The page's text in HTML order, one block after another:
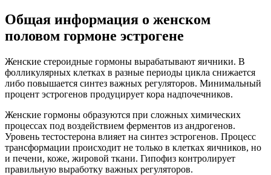
Общая информация о женском
половом гормоне эстрогене
Женские стероидные гормоны вырабатывают яичники. В
фолликулярных клетках в разные периоды цикла снижается
либо повышается синтез важных регуляторов. Минимальный
процент эстрогенов продуцирует кора надпочечников.
Женские гормоны образуются при сложных химических
процессах под воздействием ферментов из андрогенов.
Уровень тестостерона влияет на синтез эстрогенов. Процесс
трансформации происходит не только в клетках яичников, но
и печени, коже, жировой ткани. Гипофиз контролирует
правильную выработку важных регуляторов.